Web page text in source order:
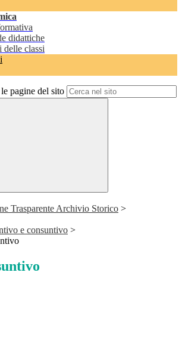
didattiche
delle classi
pagine del sito
Trasparente Archivio Storico >
e consuntivo >